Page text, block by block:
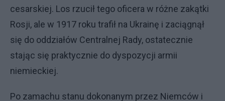
cesarskiej. Los rzucił tego oficera w różne zakątki
Rosji, ale w 1917 roku trafił na Ukrainę i zaciągnął
się do oddziałów Centralnej Rady, ostatecznie
stając się praktycznie do dyspozycji armii
niemieckiej.
Po zamachu stanu dokonanym przez Niemców i